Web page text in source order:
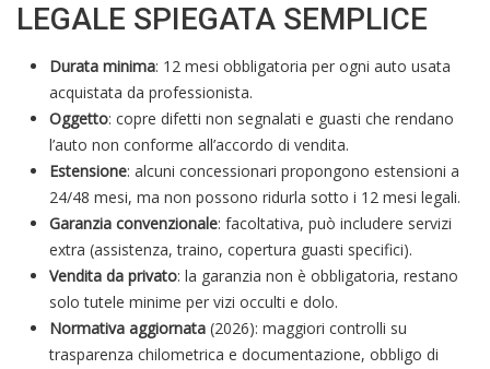
LEGALE SPIEGATA SEMPLICE
Durata minima: 12 mesi obbligatoria per ogni auto usata
acquistata da professionista.
Oggetto: copre difetti non segnalati e guasti che rendano
l’auto non conforme all’accordo di vendita.
Estensione: alcuni concessionari propongono estensioni a
24/48 mesi, ma non possono ridurla sotto i 12 mesi legali.
Garanzia convenzionale: facoltativa, può includere servizi
extra (assistenza, traino, copertura guasti specifici).
Vendita da privato: la garanzia non è obbligatoria, restano
solo tutele minime per vizi occulti e dolo.
Normativa aggiornata (2026): maggiori controlli su
trasparenza chilometrica e documentazione, obbligo di